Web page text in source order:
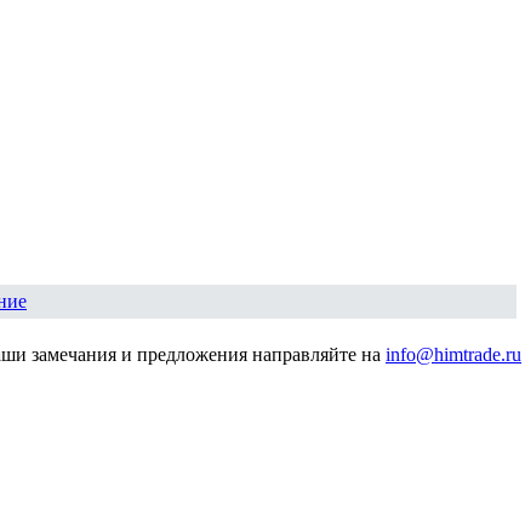
замечания и предложения направляйте на info@himtrade.ru